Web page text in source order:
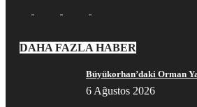
DAHA FAZLA HABER
Büyükorhan’daki Orman
6 Ağustos 2026